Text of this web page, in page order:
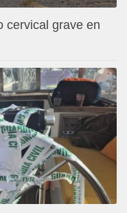
cervical grave en